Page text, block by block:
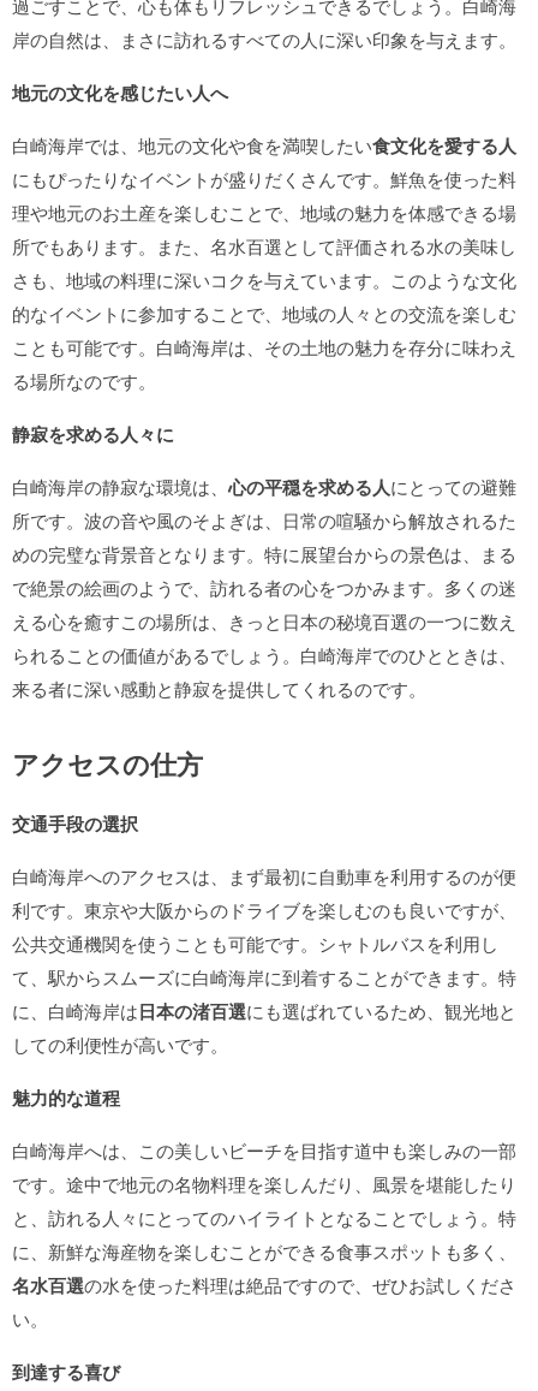
過ごすことで、心も体もリフレッシュできるでしょう。白崎海
岸の自然は、まさに訪れるすべての人に深い印象を与えます。
地元の文化を感じたい人へ
白崎海岸では、地元の文化や食を満喫したい食文化を愛する人
にもぴったりなイベントが盛りだくさんです。鮮魚を使った料
理や地元のお土産を楽しむことで、地域の魅力を体感できる場
所でもあります。また、名水百選として評価される水の美味し
さも、地域の料理に深いコクを与えています。このような文化
的なイベントに参加することで、地域の人々との交流を楽しむ
ことも可能です。白崎海岸は、その土地の魅力を存分に味わえ
る場所なのです。
静寂を求める人々に
白崎海岸の静寂な環境は、心の平穏を求める人にとっての避難
所です。波の音や風のそよぎは、日常の喧騒から解放されるた
めの完璧な背景音となります。特に展望台からの景色は、まる
で絶景の絵画のようで、訪れる者の心をつかみます。多くの迷
える心を癒すこの場所は、きっと日本の秘境百選の一つに数え
られることの価値があるでしょう。白崎海岸でのひとときは、
来る者に深い感動と静寂を提供してくれるのです。
アクセスの仕方
交通手段の選択
白崎海岸へのアクセスは、まず最初に自動車を利用するのが便
利です。東京や大阪からのドライブを楽しむのも良いですが、
公共交通機関を使うことも可能です。シャトルバスを利用し
て、駅からスムーズに白崎海岸に到着することができます。特
に、白崎海岸は日本の渚百選にも選ばれているため、観光地と
しての利便性が高いです。
魅力的な道程
白崎海岸へは、この美しいビーチを目指す道中も楽しみの一部
です。途中で地元の名物料理を楽しんだり、風景を堪能したり
と、訪れる人々にとってのハイライトとなることでしょう。特
に、新鮮な海産物を楽しむことができる食事スポットも多く、
名水百選の水を使った料理は絶品ですので、ぜひお試しくださ
い。
到達する喜び